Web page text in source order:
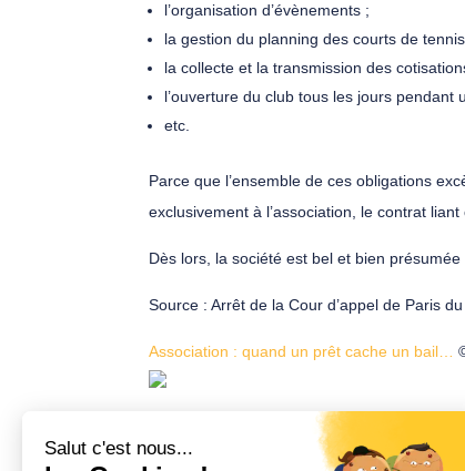
l’organisation d’évènements ;
la gestion du planning des courts de
la collecte et la transmission des
l’ouverture du club tous les jours pendant
etc.
Parce que l’ensemble de ces obligations
exclusivement à l’association, le contrat
Dès lors, la société est bel et bien
Source : Arrêt de la Cour d’appel de Paris
Association : quand un prêt cache un bail…